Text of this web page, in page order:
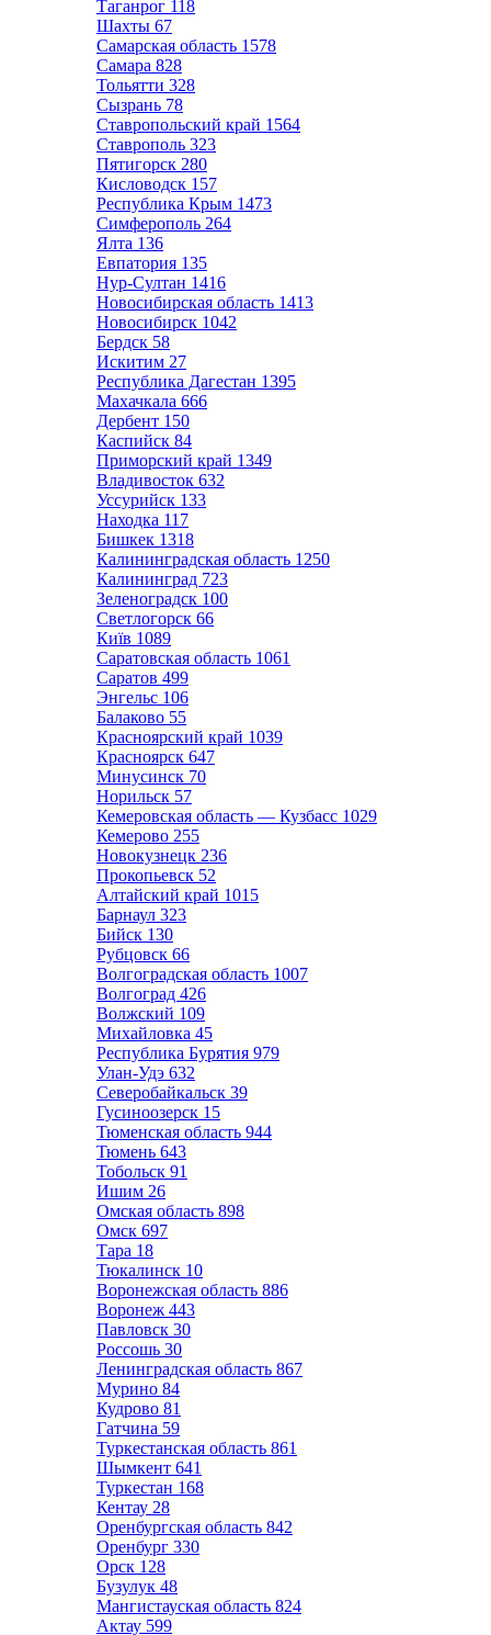
Таганрог 118
Шахты 67
Самарская область 1578
Самара 828
Тольятти 328
Сызрань 78
Ставропольский край 1564
Ставрополь 323
Пятигорск 280
Кисловодск 157
Республика Крым 1473
Симферополь 264
Ялта 136
Евпатория 135
Нур-Султан 1416
Новосибирская область 1413
Новосибирск 1042
Бердск 58
Искитим 27
Республика Дагестан 1395
Махачкала 666
Дербент 150
Каспийск 84
Приморский край 1349
Владивосток 632
Уссурийск 133
Находка 117
Бишкек 1318
Калининградская область 1250
Калининград 723
Зеленоградск 100
Светлогорск 66
Київ 1089
Саратовская область 1061
Саратов 499
Энгельс 106
Балаково 55
Красноярский край 1039
Красноярск 647
Минусинск 70
Норильск 57
Кемеровская область — Кузбасс 1029
Кемерово 255
Новокузнецк 236
Прокопьевск 52
Алтайский край 1015
Барнаул 323
Бийск 130
Рубцовск 66
Волгоградская область 1007
Волгоград 426
Волжский 109
Михайловка 45
Республика Бурятия 979
Улан-Удэ 632
Северобайкальск 39
Гусиноозерск 15
Тюменская область 944
Тюмень 643
Тобольск 91
Ишим 26
Омская область 898
Омск 697
Тара 18
Тюкалинск 10
Воронежская область 886
Воронеж 443
Павловск 30
Россошь 30
Ленинградская область 867
Мурино 84
Кудрово 81
Гатчина 59
Туркестанская область 861
Шымкент 641
Туркестан 168
Кентау 28
Оренбургская область 842
Оренбург 330
Орск 128
Бузулук 48
Мангистауская область 824
Актау 599